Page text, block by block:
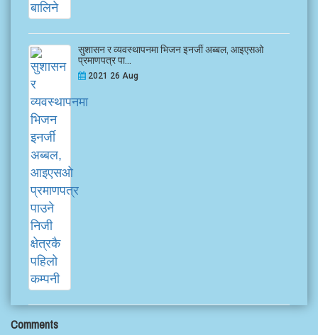
सुशासन र व्यवस्थापनमा भिजन इनर्जी अब्बल, आइएसओ
प्रमाणपत्र पा...
2021 26 Aug
Comments